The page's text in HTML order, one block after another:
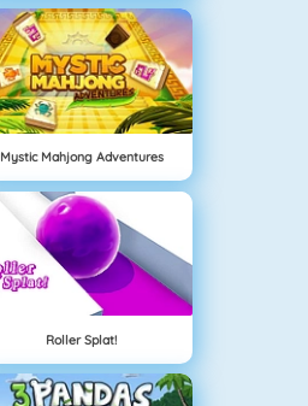
Mystic Mahjong Adventures
Roller Splat!